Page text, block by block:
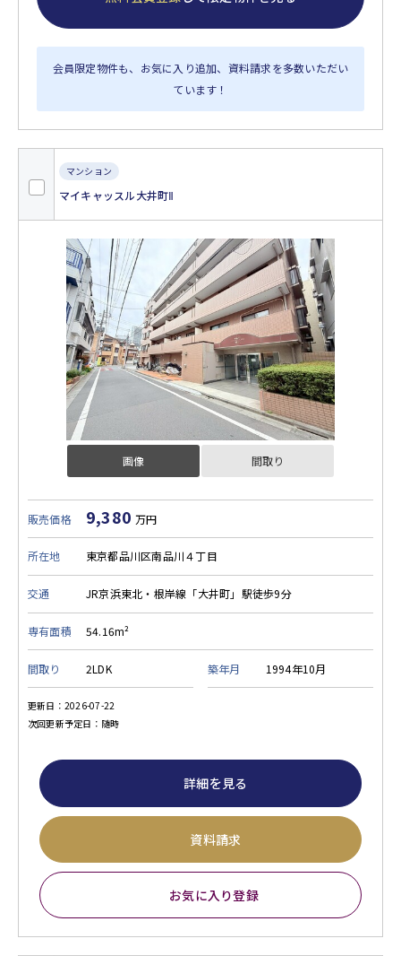
会員限定物件も、お気に入り追加、資料請求を多数いただい
ています！
マンション
マイキャッスル大井町Ⅱ
画像 間取り
販売価格 9,380 万円
所在地 東京都品川区南品川４丁目
交通 JR京浜東北・根岸線「大井町」駅徒歩9分
専有面積 54.16m²
間取り 2LDK 築年月 1994年10月
更新日：2026-07-22
次回更新予定日：随時
詳細を見る
資料請求
お気に入り登録